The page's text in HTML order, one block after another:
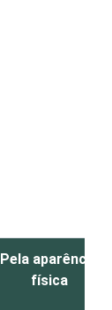
Pela aparência
física